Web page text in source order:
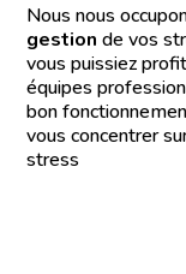
Nous nous
gestion de vos
vous puissiez
équipes
bon
vous concentrer
stress